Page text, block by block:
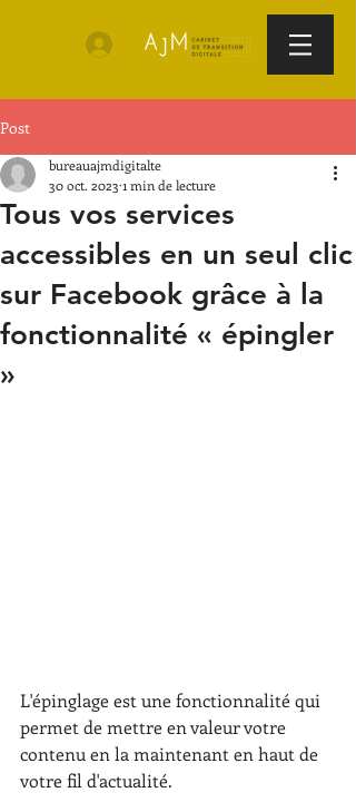
Post
Tous vos services
accessibles en un seul clic
sur Facebook grâce à la
fonctionnalité « épingler
»
bureauajmdigitalte
30 oct. 2023 1 min de lecture
L'épinglage est une fonctionnalité qui
permet de mettre en valeur votre
contenu en la maintenant en haut de
votre fil d'actualité.